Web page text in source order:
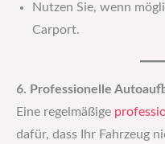
Nutzen Sie, wenn
Carport.
6. Professionelle
Eine regelmäßige
dafür, dass Ihr Fahrzeug